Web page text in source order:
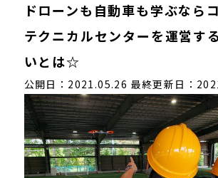
ドローンも自動車も学ぶなら
テクニカルセンターを運営す
いとは☆
公開日：2021.05.26 最終更新日：